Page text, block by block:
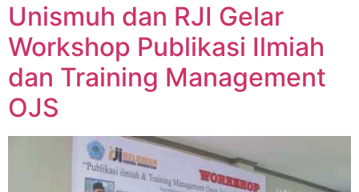
Unismuh dan RJI Gelar
Workshop Publikasi Ilmiah
dan Training Management
OJS